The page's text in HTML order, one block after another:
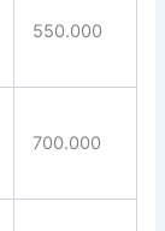
550.000
700.000